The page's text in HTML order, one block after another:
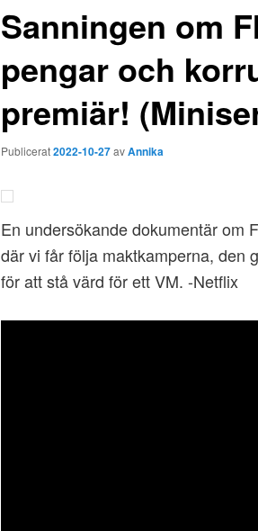
Sanningen om
pengar och
premiär!
Publicerat2022-10-27avAnnika
En undersökande dokumentär om
där vi får följa maktkamperna, den
för att stå värd för ett VM. -Netflix